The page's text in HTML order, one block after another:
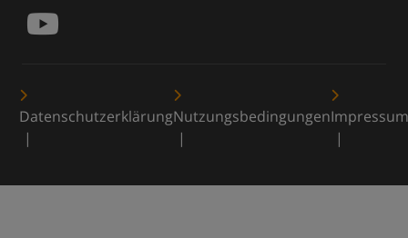
DatenschutzerklärungNutzungsbedingungenImpressum